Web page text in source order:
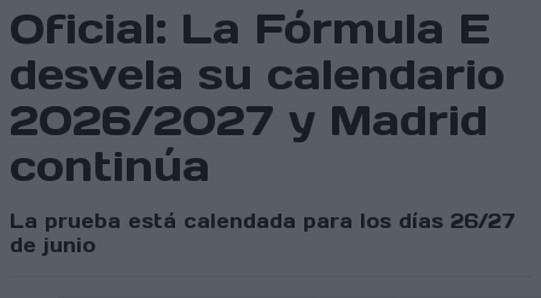
Oficial: La Fórmula E
desvela su calendario
2026/2027 y Madrid
continúa
La prueba está calendada para los días 26/27
de junio